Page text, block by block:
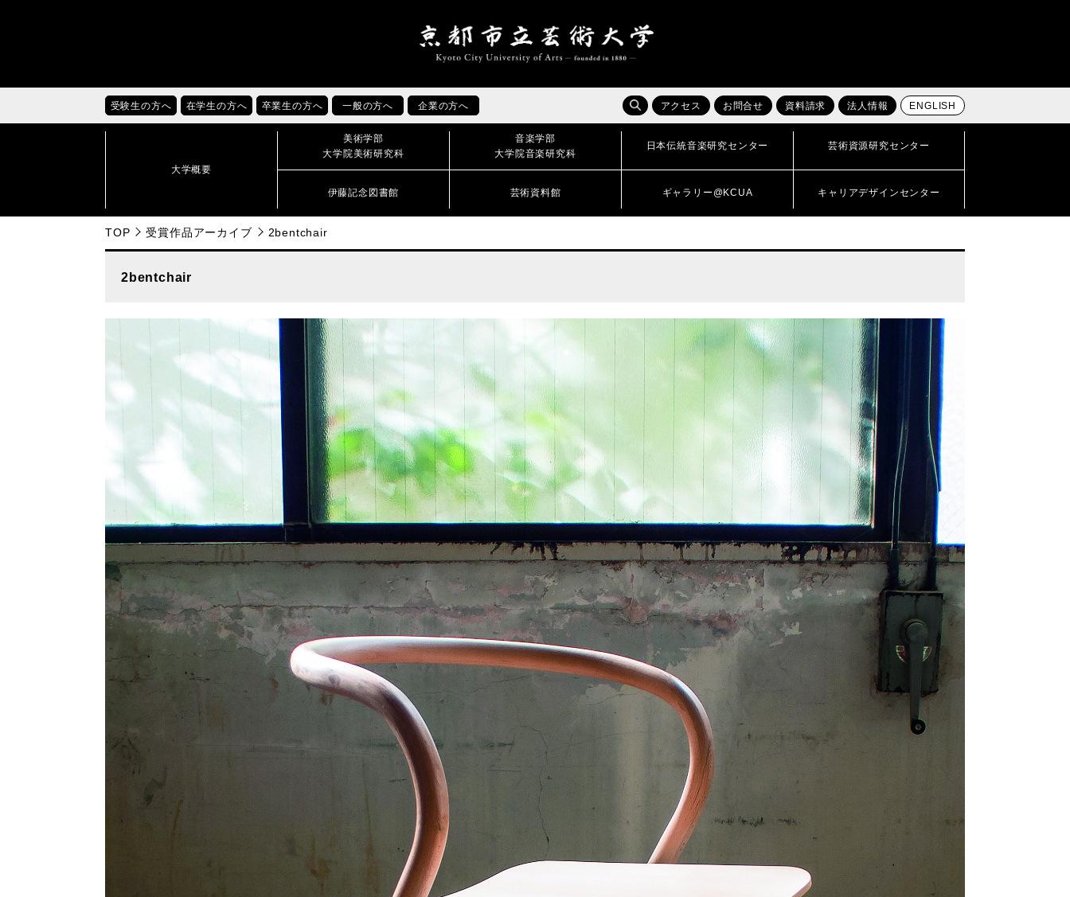
受験生の方へ 在学生の方へ 卒業生の方へ 一般の方へ 企業の方へ アクセス お問合せ 資料請求 法人情報 ENGLISH
大学概要
美術学部
大学院美術研究科
音楽学部
大学院音楽研究科
日本伝統音楽研究センター 芸術資源研究センター
伊藤記念図書館 芸術資料館 ギャラリー@KCUA キャリアデザインセンター
TOP 受賞作品アーカイブ 2bentchair
2bentchair